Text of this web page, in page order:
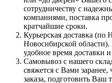
сотрудничеству с
компаниями, поставка
кратчайшие сроки.
Курьерская доставка (по
Новосибирской
удобное время доставки
Самовывоз с нашего
свяжется с Вами
заказа, подготовить Ваш